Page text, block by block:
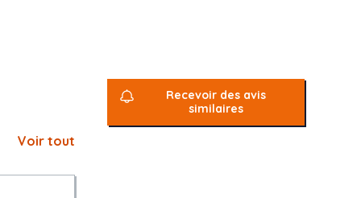
Voir tout
Recevoir des avis
similaires